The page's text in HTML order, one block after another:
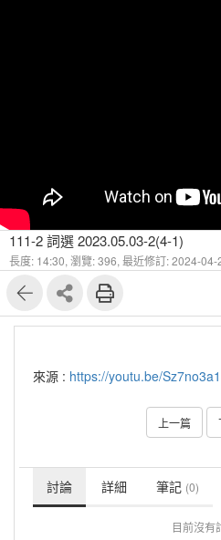
111-2 詞選 2023.05.03-2(4-1)
長度: 14:30, 瀏覽: 396, 最近修訂: 2024-04-
來源 : https://youtu.be/
上一篇
討論 詳細 筆記 (0)
目前沒有